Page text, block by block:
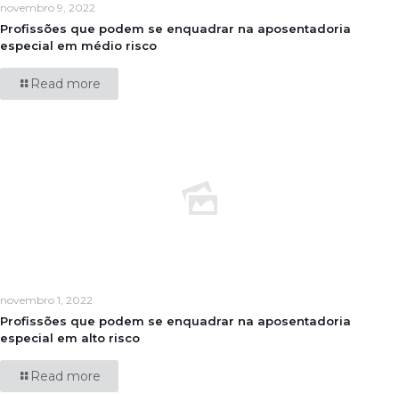
novembro 9, 2022
Profissões que podem se enquadrar na aposentadoria
especial em médio risco
Read more
novembro 1, 2022
Profissões que podem se enquadrar na aposentadoria
especial em alto risco
Read more